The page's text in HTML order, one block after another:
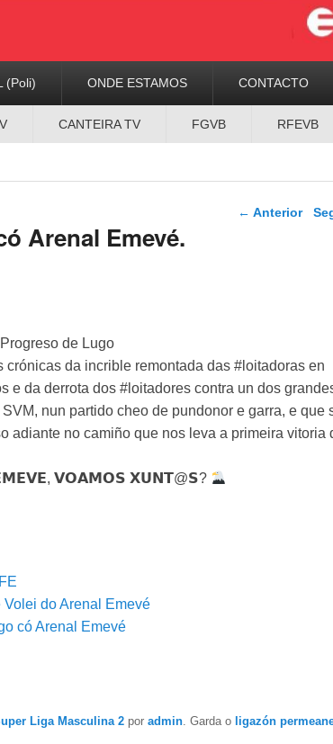
(Poli) ONDE ESTAMOS CONTACTO
CANTEIRA TV FGVB RFEVB
Navegador de
← Anterior
Arenal Emevé.
de Lugo
crónicas da incrible remontada das #loitadoras en
e da derrota dos #loitadores contra un dos
nun partido cheo de pundonor e garra, e que
adiante no camiño que nos leva a primeira vitoria
𝗩𝗢𝗔𝗠𝗢𝗦 𝗫𝗨𝗡𝗧@𝗦?
do Arenal Emevé
có Arenal Emevé
Liga Masculina 2 por admin. Garda o ligazón